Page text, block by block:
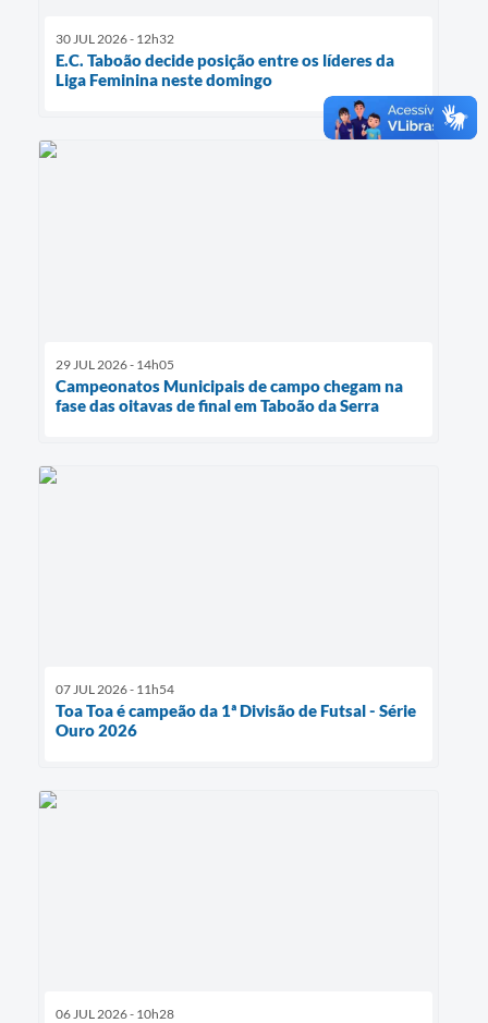
30 JUL 2026 - 12h32
E.C. Taboão decide posição entre os líderes da
Liga Feminina neste domingo
29 JUL 2026 - 14h05
Campeonatos Municipais de campo chegam na
fase das oitavas de final em Taboão da Serra
07 JUL 2026 - 11h54
Toa Toa é campeão da 1ª Divisão de Futsal - Série
Ouro 2026
06 JUL 2026 - 10h28